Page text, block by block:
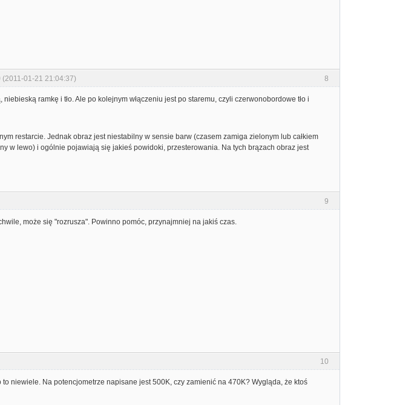
8
01-21 21:04:37)
ramkę i tło. Ale po kolejnym włączeniu jest po staremu, czyli czerwonobordowe tło i
restarcie. Jednak obraz jest niestabilny w sensie barw (czasem zamiga zielonym lub całkiem
w lewo) i ogólnie pojawiają się jakieś powidoki, przesterowania. Na tych brązach obraz jest
9
może się "rozrusza". Powinno pomóc, przynajmniej na jakiś czas.
10
to niewiele. Na potencjometrze napisane jest 500K, czy zamienić na 470K? Wygląda, że ktoś